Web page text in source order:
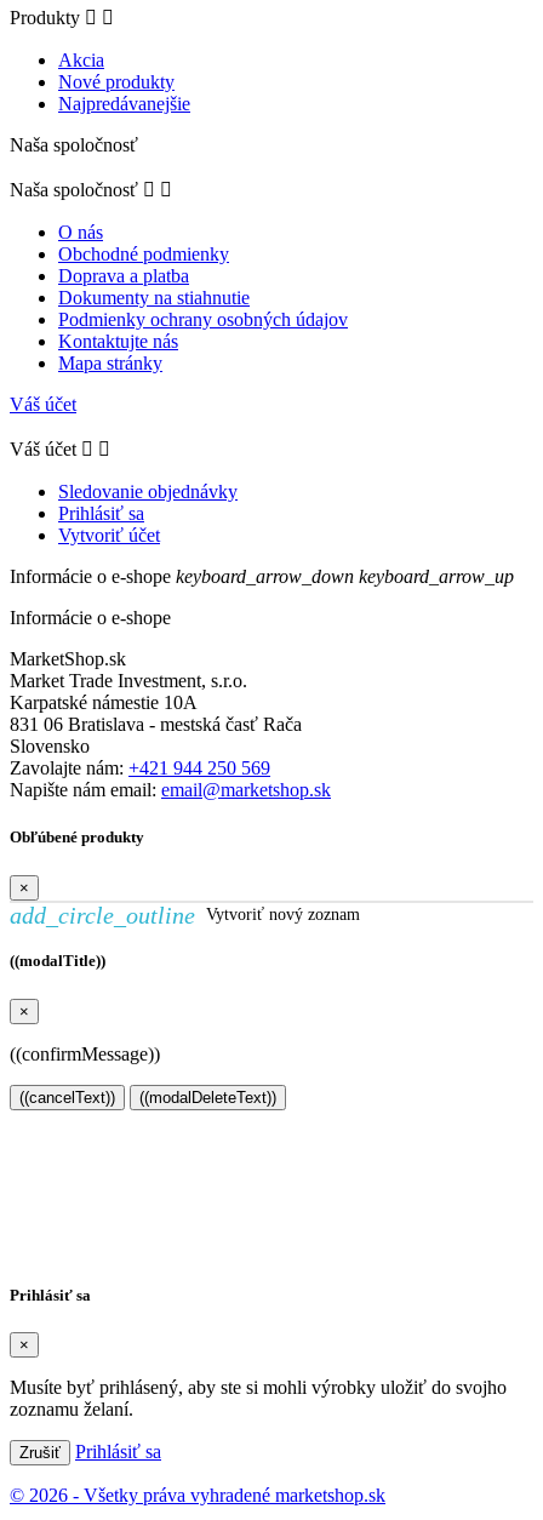
Produkty  
Akcia
Nové produkty
Najpredávanejšie
Naša spoločnosť
Naša spoločnosť  
O nás
Obchodné podmienky
Doprava a platba
Dokumenty na stiahnutie
Podmienky ochrany osobných údajov
Kontaktujte nás
Mapa stránky
Váš účet
Váš účet  
Sledovanie objednávky
Prihlásiť sa
Vytvoriť účet
Informácie o e-shope keyboard_arrow_down keyboard_arrow_up
Informácie o e-shope
MarketShop.sk
Market Trade Investment, s.r.o.
Karpatské námestie 10A
831 06 Bratislava - mestská časť Rača
Slovensko
Zavolajte nám: +421 944 250 569
Napište nám email: email@marketshop.sk
Obľúbené produkty
×
add_circle_outline Vytvoriť nový zoznam
((modalTitle))
×
((confirmMessage))
((cancelText)) ((modalDeleteText))
Prihlásiť sa
×
Musíte byť prihlásený, aby ste si mohli výrobky uložiť do svojho
zoznamu želaní.
Zrušiť Prihlásiť sa
© 2026 - Všetky práva vyhradené marketshop.sk